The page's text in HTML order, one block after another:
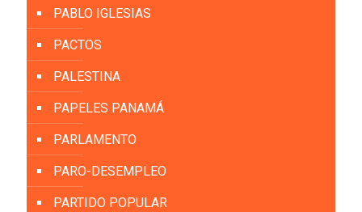
PABLO IGLESIAS
PACTOS
PALESTINA
PAPELES PANAMÁ
PARLAMENTO
PARO-DESEMPLEO
PARTIDO POPULAR